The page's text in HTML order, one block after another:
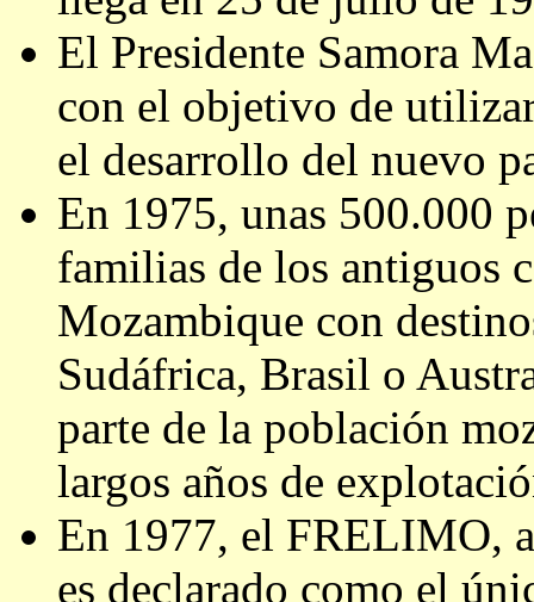
El Presidente Samora
con el objetivo de
el desarrollo del nuevo
En 1975, unas 500.000
familias de los antiguos
Mozambique con
Sudáfrica, Brasil o
parte de la población
largos años de
En 1977, el FRELIMO,
es declarado como el